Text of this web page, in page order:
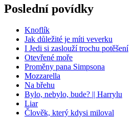
Poslední povídky
Knoflík
Jak důležité je míti veverku
I Jedi si zaslouží trochu potěšení
Otevřené moře
Proměny pana Simpsona
Mozzarella
Na břehu
Bylo, nebylo, bude? || Harrylu
Liar
Člověk, který kdysi miloval